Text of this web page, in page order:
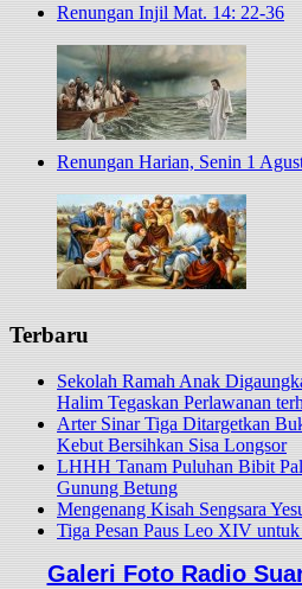
Renungan Injil Mat. 14: 22-36
Renungan Harian, Senin 1
Terbaru
Sekolah Ramah Anak
Halim Tegaskan Perlawanan
Arter Sinar Tiga Ditargetkan
Kebut Bersihkan Sisa Longsor
LHHH Tanam Puluhan Bibit
Gunung Betung
Mengenang Kisah Sengsara
Tiga Pesan Paus Leo XIV
Galeri Foto Radio